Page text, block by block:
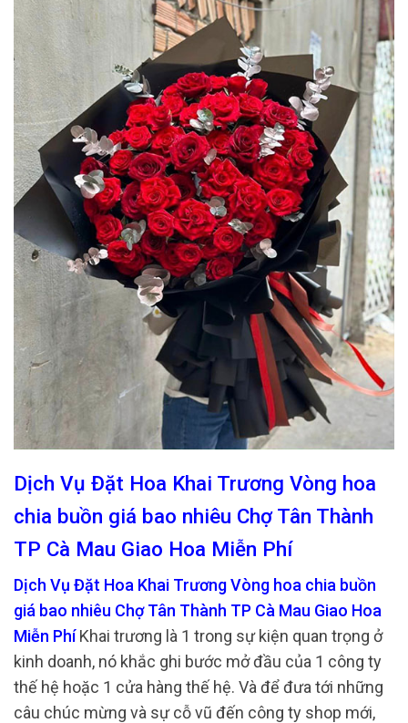
Dịch Vụ Đặt Hoa Khai Trương Vòng hoa
chia buồn giá bao nhiêu Chợ Tân Thành
TP Cà Mau Giao Hoa Miễn Phí
Dịch Vụ Đặt Hoa Khai Trương Vòng hoa chia buồn
giá bao nhiêu Chợ Tân Thành TP Cà Mau Giao Hoa
Miễn PhíKhai trương là 1 trong sự kiện quan trọng ở
kinh doanh, nó khắc ghi bước mở đầu của 1 công ty
thế hệ hoặc 1 cửa hàng thế hệ. Và để đưa tới những
câu chúc mừng và sự cỗ vũ đến công ty shop mới,